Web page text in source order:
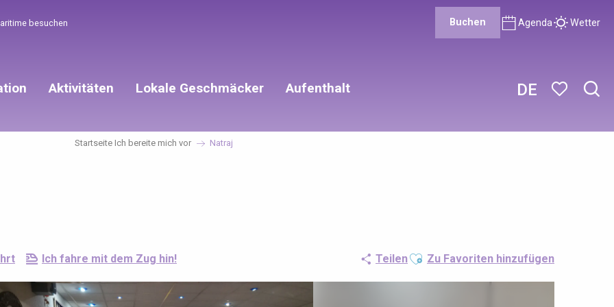
DE
besuchen Buchen Agenda Wetter
Aktivitäten Lokale Geschmäcker Aufenthalt
Startseite Ich bereite mich vor Natraj
Ich fahre mit dem Zug hin! TeilenAjouter aux favoris
Zu Favoriten hinzufügen